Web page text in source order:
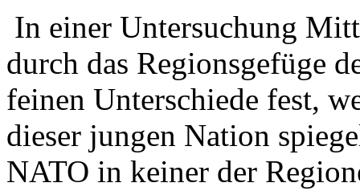
In einer Untersuchung
durch das Regionsgefüge
feinen Unterschiede fest,
dieser jungen Nation
NATO in keiner der